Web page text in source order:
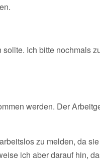
Ich bitte nochmals
werden. Der
zu melden, da
ich aber darauf hin,